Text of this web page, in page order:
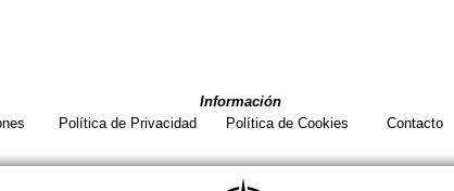
Información
Política de Privacidad Política de Cookies Contacto